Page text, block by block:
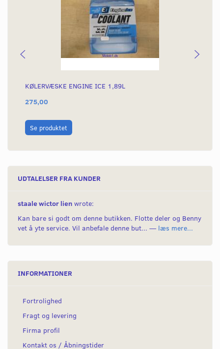
KØLERVÆSKE ENGINE ICE 1,89L
275,00
Se produktet
UDTALELSER FRA KUNDER
staale wictor lien wrote:
Kan bare si godt om denne butikken. Flotte deler og Benny
vet å yte service. Vil anbefale denne but... — læs mere...
INFORMATIONER
Fortrolighed
Fragt og levering
Firma profil
Kontakt os / Åbningstider